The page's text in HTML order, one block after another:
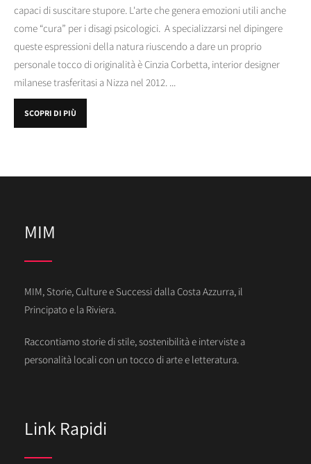
capaci di suscitare stupore. L'arte che genera emozioni utili anche
come “cura” per i disagi psicologici. A specializzarsi nel dipingere
queste espressioni della natura riuscendo a dare un proprio
personale tocco di originalità è Cinzia Corbetta, interior designer
milanese trasferitasi a Nizza nel 2012. ...
SCOPRI DI PIÙ
MIM
MIM, Storie, Culture e Successi dalla Costa Azzurra, il
Principato e la Riviera.
Raccontiamo storie di stile, sostenibilità e interviste a
personalità locali con un tocco di arte e letteratura.
Link Rapidi